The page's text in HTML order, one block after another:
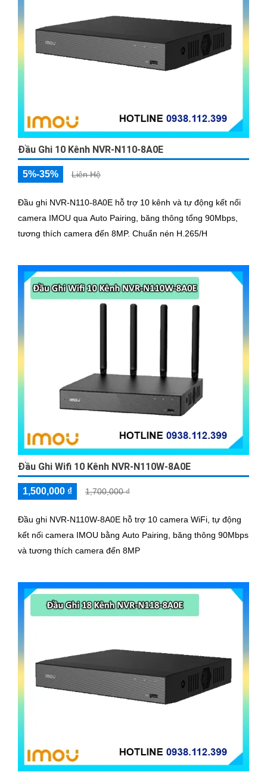
Đầu Ghi 10 Kênh NVR-N110-8A0E
5%-35% Liên Hệ
Đầu ghi NVR-N110-8A0E hỗ trợ 10 kênh và tự động kết nối
camera IMOU qua Auto Pairing, băng thông tổng 90Mbps,
tương thích camera đến 8MP. Chuẩn nén H.265/H
Đầu Ghi Wifi 10 Kênh NVR-N110W-8A0E
1,500,000 ₫ 1,700,000 ₫
Đầu ghi NVR-N110W-8A0E hỗ trợ 10 camera WiFi, tự động
kết nối camera IMOU bằng Auto Pairing, băng thông 90Mbps
và tương thích camera đến 8MP